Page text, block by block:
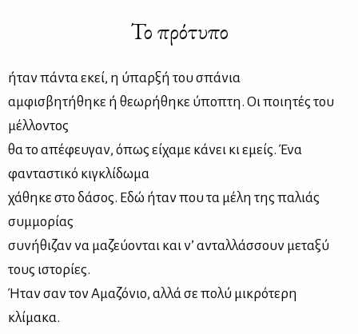
Το πρότυπο
ήταν πάντα εκεί, η ύπαρξή του σπάνια
αμφισβητήθηκε ή θεωρήθηκε ύποπτη. Οι ποιητές του
μέλλοντος
θα το απέφευγαν, όπως είχαμε κάνει κι εμείς. Ένα
φανταστικό κιγκλίδωμα
χάθηκε στο δάσος. Εδώ ήταν που τα μέλη της παλιάς
συμμορίας
συνήθιζαν να μαζεύονται και ν’ ανταλλάσσουν μεταξύ
τους ιστορίες.
Ήταν σαν τον Αμαζόνιο, αλλά σε πολύ μικρότερη
κλίμακα.